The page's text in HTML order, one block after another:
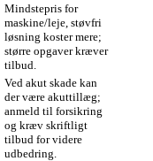
Mindstepris for
maskine/leje, støvfri
løsning koster mere;
større opgaver kræver
tilbud.
Ved akut skade kan
der være akuttillæg;
anmeld til forsikring
og kræv skriftligt
tilbud for videre
udbedring.